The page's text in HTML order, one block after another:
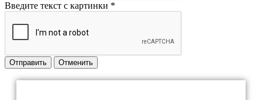
Введите текст с картинки *
Отправить Отменить